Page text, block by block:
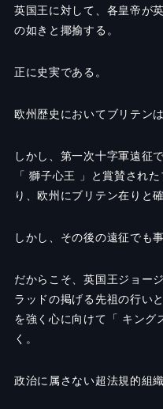
英国王に対して、各皇帝が
の如きと揶揄する。
正に史実である。
欧州歴史においてブリテン
しかし、第一次十字軍遠征
「 獅子心王
」と賞賛され
り、欧州にブリテン在りと
しかし、その後の遠征でも
だからこそ、英国王ジョー
ラッドの掲げる先祖の行い
を強く心に向けて「 キング
く。
政治に属さない超法規的組